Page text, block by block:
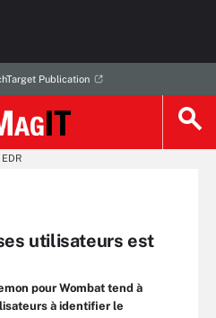
Publication
utilisateurs est
pour Wombat tend à
à identifier le